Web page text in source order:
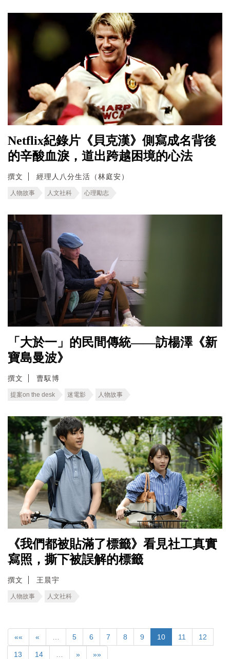
Netflix紀錄片《貝克漢》側寫成名背後
的辛酸血淚，道出跨越困境的心法
撰文 經理人八分生活（林庭安）
人物故事 人文社科 心理勵志
「大於一」的民間傳統——訪楊澤《新
寶島曼波》
撰文 曹馭博
提案on the desk 迷電影 人物故事
《我們都被貼滿了標籤》看見社工真實
寫照，撕下被誤解的標籤
撰文 王晨宇
人物故事 人文社科
«« « 5 6 7 8 9 10 11 12
13 14 » »»